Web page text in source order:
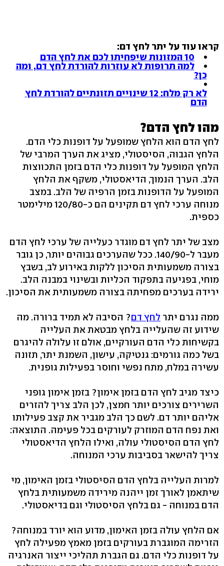
קראו עוד על יתר לחץ דם:
10 המזונות שיפחיתו לכם את לחץ הדם
למה תרופות לא עוזרות להורדת לחץ דם, ומה
כן?
לא רק מלח: 12 שינויים תזונתיים להורדת לחץ
הדם
מהו לחץ הדם?
לחץ הדם הוא הלחץ שמופעל על דופנות כלי הדם.
הלחץ הגבוה, הסיסטולי, מציג את הערך המרבי של
הלחץ המופעל על דופנות כלי הדם בזמן התכווצות
הלב. הערך הנמוך, הדיאסטולי, משקף את הלחץ
המופעל על הדופנות בזמן הרפיה של הלב. במצב
מנוחה ערכי לחץ דם תקינים הם כ‭120/80-‬ מילימטר
כספית.
מצב של יתר לחץ דם מוגדר כעלייה של ערכי לחץ הדם
מעבר ל‭.140/90-‬ ככל שהערכים גבוהים יותר, כן גובר
בצורה משמעותית הסיכון ללקות באירוע לב, בשבץ
מוחי, בפגיעה בתפקוד הכליות ובשינוי במבנה הלב.
ירידה בערכים מפחיתה בצורה משמעותית את הסיכון.
ממה נגרם יתר לחץ דם? הסיבה לא תמיד ברורה. מה
שידוע זה שהעלייה בלחץ מבטאת את העלייה
בקשיחות כלי הדם העורקיים, אולם זו עלולה להיגרם
בשל כמה גורמים: גנטיקה, עישון, השמנת יתר, תזונה
עשירה במלח, מתח נפשי וחוסר בפעילות גופנית.
כיצד מגיב לחץ הדם בזמן אימון? בזמן אימון גופני
השרירים צורכים יותר חמצן, לכן הלב צריך להזרים
אליהם יותר דם. לשם כך הלב מגביר את קצב פעילותו
ואת נפח הדם המוזרק לעורקים בכל פעימה. התוצאה:
לחץ הדם הסיסטולי עולה, ואילו הלחץ הדיאסטולי
צריך להישאר בסביבות ערכי המנוחה.
למרות העלייה בלחץ הדם הסיסטולי בזמן האימון, מי
שיתאמן לאורך זמן ייהנה מירידה משמעותית בלחץ
הדם במנוחה - גם בלחץ הסיסטולי וגם בדיאסטולי.
אם הלחץ עולה בזמן האימון, מדוע הוא יורד במנוחה?
הזרימה המוגברת בעורקים בזמן מאמץ מפעילה לחץ
על דופנות כלי הדם. גם הגברת תהליכי ייצור האנרגיה